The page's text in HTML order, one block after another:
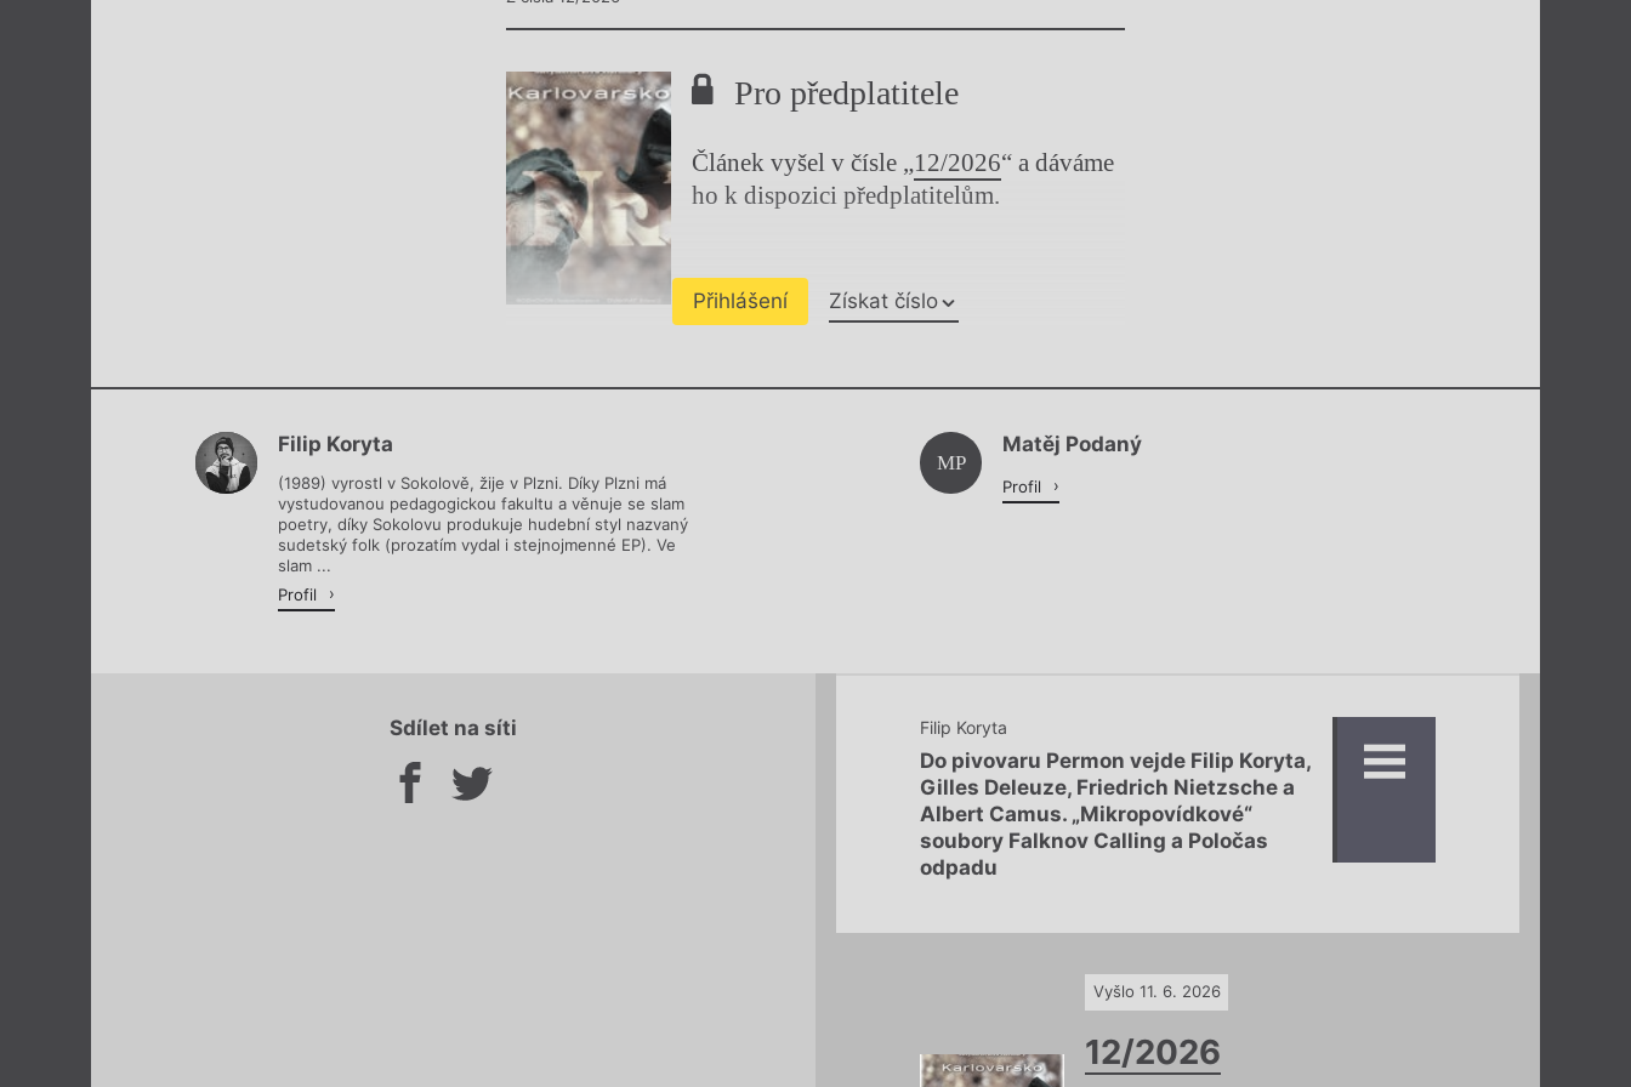
Pro předplatitele
Článek vyšel v čísle „12/2026“ a dáváme
ho k dispozici předplatitelům.
Přihlášení Získat číslo
Chviličku.
Filip Koryta
(1989) vyrostl v Sokolově, žije v Plzni. Díky Plzni má
vystudovanou pedagogickou fakultu a věnuje se slam
poetry, díky Sokolovu produkuje hudební styl nazvaný
sudetský folk (prozatím vydal i stejnojmenné EP). Ve
slam ...
Profil
MP
Matěj Podaný
Profil
Sdílet na síti Filip Koryta
Do pivovaru Permon vejde Filip Koryta,
Gilles Deleuze, Friedrich Nietzsche a
Albert Camus. „Mikropovídkové“
soubory Falknov Calling a Poločas
odpadu
Vyšlo 11. 6. 2026
12/2026